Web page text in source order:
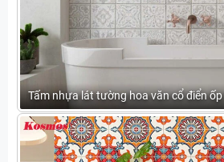
Tấm nhựa lát tường hoa văn cổ điển